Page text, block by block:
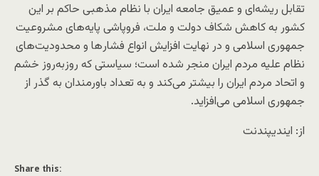
تقابل ریشه‌‌‌ای و عمیق جامعه ایران با نظام مذهبی حاکم بر این
کشور به کاهش شکاف دولت و ملت، فروپاشی پایه‌های مشروعیت
جمهوری اسلامی و در نهایت افزایش انواع فشار‌ها و محدودیت‌های
نظام علیه مردم ایران منجر شده است؛ سیاستی که روزبه‌روز خشم
و اتحاد مردم ایران را بیشتر می‌کند و به تعداد باورمندان به گذر از
جمهوری اسلامی می‌افزاید.
از: ایندیپندنت
Share this: